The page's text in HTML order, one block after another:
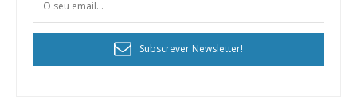
Subscrever Newsletter!